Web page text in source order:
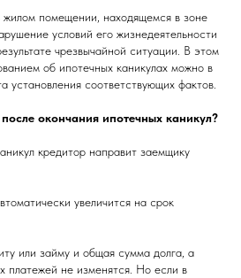
помещении, находящемся в зоне
условий его жизнедеятельности
чрезвычайной ситуации. В этом
об ипотечных каникулах можно в
установления соответствующих фактов.
окончания ипотечных каникул?
кредитор направит заемщику
увеличится на срок
или займу и общая сумма долга, а
платежей не изменятся. Но если в